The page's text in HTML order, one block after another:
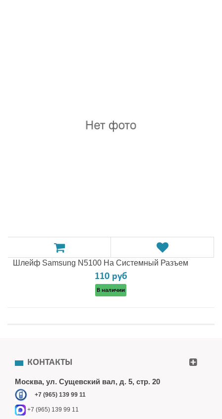
Шлейф Samsung N5100 На Системный Разъем
110 руб
В наличии
КОНТАКТЫ
Москва, ул. Сущевский вал, д. 5, стр. 20
+7 (965) 139 99 11
+7 (965) 139 99 11